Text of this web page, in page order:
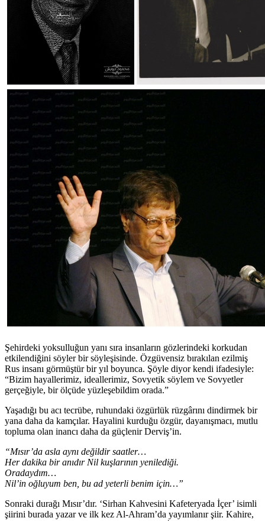
Şehirdeki yoksulluğun yanı sıra insanların gözlerindeki korkudan
etkilendiğini söyler bir söyleşisinde. Özgüvensiz bırakılan ezilmiş
Rus insanı görmüştür bir yıl boyunca. Şöyle diyor kendi ifadesiyle:
“Bizim hayallerimiz, ideallerimiz, Sovyetik söylem ve Sovyetler
gerçeğiyle, bir ölçüde yüzleşebildim orada.”
Yaşadığı bu acı tecrübe, ruhundaki özgürlük rüzgârını dindirmek bir
yana daha da kamçılar. Hayalini kurduğu özgür, dayanışmacı, mutlu
topluma olan inancı daha da güçlenir Derviş’in.
“Mısır’da asla aynı değildir saatler…
Her dakika bir anıdır Nil kuşlarının yenilediği.
Oradaydım…
Nil’in oğluyum ben, bu ad yeterli benim için…”
Sonraki durağı Mısır’dır. ‘Sirhan Kahvesini Kafeteryada İçer’ isimli
şiirini burada yazar ve ilk kez Al-Ahram’da yayımlanır şiir. Kahire,